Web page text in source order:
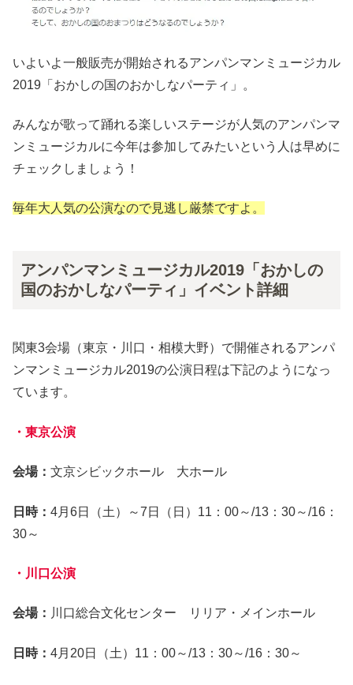
いよいよ一般販売が開始されるアンパンマンミュージカル
2019「おかしの国のおかしなパーティ」。
みんなが歌って踊れる楽しいステージが人気のアンパンマ
ンミュージカルに今年は参加してみたいという人は早めに
チェックしましょう！
毎年大人気の公演なので見逃し厳禁ですよ。
アンパンマンミュージカル2019「おかしの
国のおかしなパーティ」イベント詳細
関東3会場（東京・川口・相模大野）で開催されるアンパ
ンマンミュージカル2019の公演日程は下記のようになっ
ています。
・東京公演
会場： 文京シビックホール 大ホール
日時： 4月6日（土）～7日（日）11：00～/13：30～/16：
30～
・川口公演
会場： 川口総合文化センター リリア・メインホール
日時： 4月20日（土）11：00～/13：30～/16：30～